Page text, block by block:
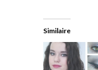
Similaire